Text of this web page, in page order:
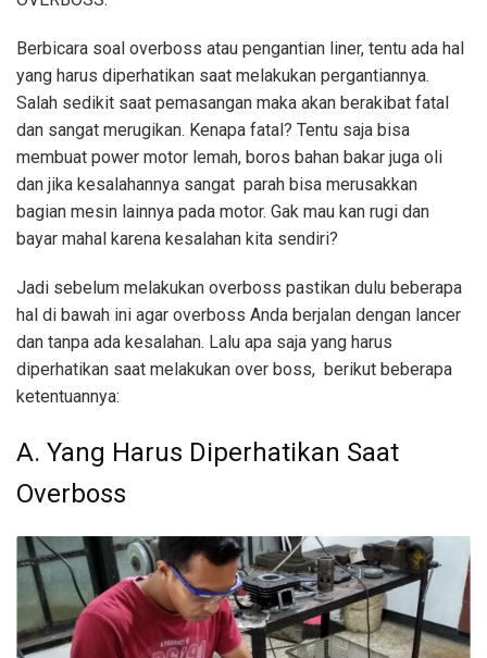
Berbicara soal overboss atau pengantian liner, tentu ada hal
yang harus diperhatikan saat melakukan pergantiannya.
Salah sedikit saat pemasangan maka akan berakibat fatal
dan sangat merugikan. Kenapa fatal? Tentu saja bisa
membuat power motor lemah, boros bahan bakar juga oli
dan jika kesalahannya sangat parah bisa merusakkan
bagian mesin lainnya pada motor. Gak mau kan rugi dan
bayar mahal karena kesalahan kita sendiri?
Jadi sebelum melakukan overboss pastikan dulu beberapa
hal di bawah ini agar overboss Anda berjalan dengan lancer
dan tanpa ada kesalahan. Lalu apa saja yang harus
diperhatikan saat melakukan over boss, berikut beberapa
ketentuannya:
A. Yang Harus Diperhatikan Saat
Overboss